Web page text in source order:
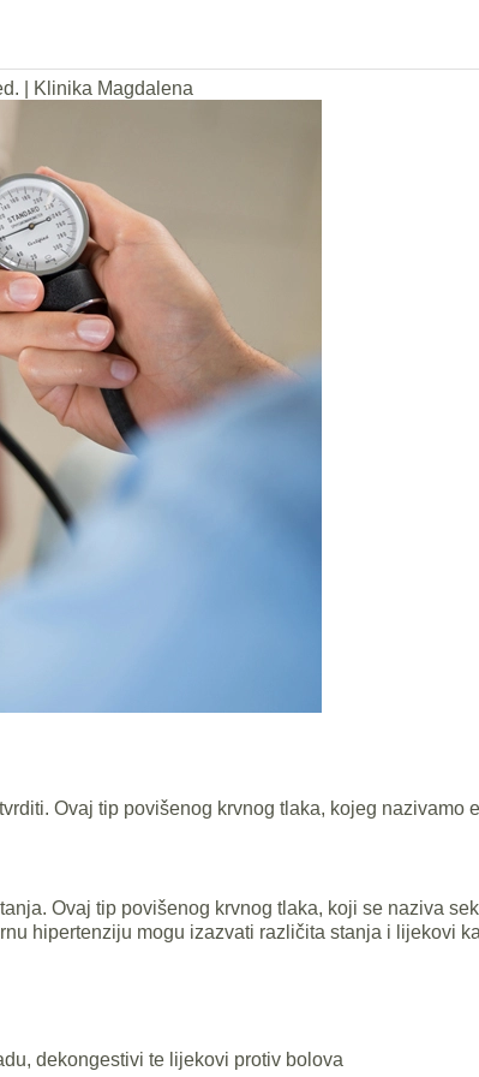
Klinika Magdalena
Ovaj tip povišenog krvnog tlaka, kojeg nazivamo
Ovaj tip povišenog krvnog tlaka, koji se naziva
hipertenziju mogu izazvati različita stanja i lijekovi
dekongestivi te lijekovi protiv bolova